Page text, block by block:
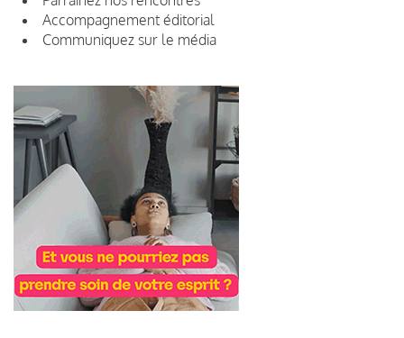
Accompagnement éditorial
Communiquez sur le média